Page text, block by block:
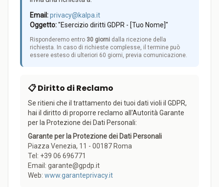
Email:privacy@kalpa.it
Oggetto:"Esercizio diritti GDPR - [Tuo Nome]"
Risponderemo entro 30 giorni dalla ricezione della
richiesta. In caso di richieste complesse, il termine può
essere esteso di ulteriori 60 giorni, previa comunicazione.
📋 Diritto di Reclamo
Se ritieni che il trattamento dei tuoi dati violi il GDPR,
hai il diritto di proporre reclamo all'Autorità Garante
per la Protezione dei Dati Personali:
Garante per la Protezione dei Dati Personali
Piazza Venezia, 11 - 00187 Roma
Tel: +39 06 696771
Email: garante@gpdp.it
Web: www.garanteprivacy.it